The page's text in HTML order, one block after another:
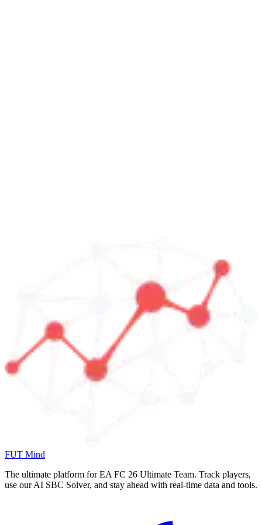
FUT Mind
The ultimate platform for EA FC 26 Ultimate Team. Track players,
use our AI SBC Solver, and stay ahead with real-time data and tools.